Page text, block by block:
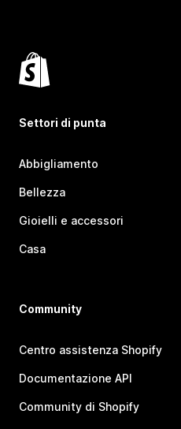
Settori di punta
Abbigliamento
Bellezza
Gioielli e accessori
Casa
Community
Centro assistenza Shopify
Documentazione API
Community di Shopify